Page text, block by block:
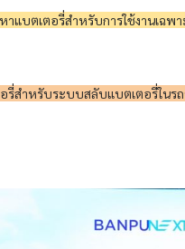
าแบตเตอรี่สำหรับการใช้งานเฉ
รี่สำหรับระบบสลับแบตเตอรี่ในร